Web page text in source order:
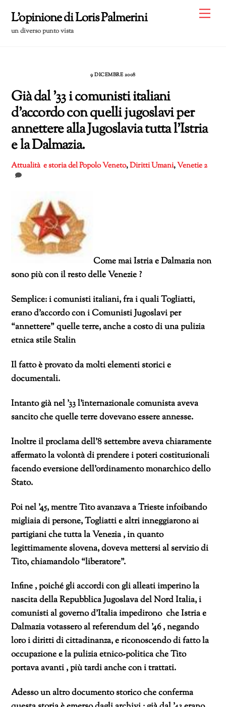
content
L'opinione di Loris Palmerini
un diverso punto vista
9 DICEMBRE 2008
Già dal ’33 i comunisti italiani
d’accordo con quelli jugoslavi per
annettere alla Jugoslavia tutta l’Istria
e la Dalmazia.
Attualità e storia del Popolo Veneto,Diritti Umani,Venetie2
Come mai Istria e Dalmazia non
sono più con il resto delle Venezie ?
Semplice: i comunisti italiani, fra i quali Togliatti,
erano d’accordo con i Comunisti Jugoslavi per
“annettere” quelle terre, anche a costo di una pulizia
etnica stile Stalin
Il fatto è provato da molti elementi storici e
documentali.
Intanto già nel ’33 l’internazionale comunista aveva
sancito che quelle terre dovevano essere annesse.
Inoltre il proclama dell’8 settembre aveva chiaramente
affermato la volontà di prendere i poteri costituzionali
facendo eversione dell’ordinamento monarchico dello
Stato.
Poi nel ’45, mentre Tito avanzava a Trieste infoibando
migliaia di persone, Togliatti e altri inneggiarono ai
partigiani che tutta la Venezia , in quanto
legittimamente slovena, doveva mettersi al servizio di
Tito, chiamandolo “liberatore”.
Infine , poiché gli accordi con gli alleati imperino la
nascita della Repubblica Jugoslava del Nord Italia, i
comunisti al governo d’Italia impedirono che Istria e
Dalmazia votassero al referendum del ’46 , negando
loro i diritti di cittadinanza, e riconoscendo di fatto la
occupazione e la pulizia etnico-politica che Tito
portava avanti , più tardi anche con i trattati.
Adesso un altro documento storico che conferma